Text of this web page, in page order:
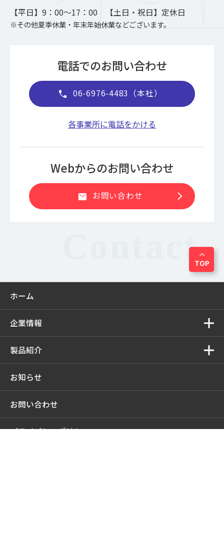
【平日】9：00～17：00 【土日・祝日】定休日
※その他夏季休業・年末年始休業などございます。
電話でのお問い合わせ
call 06-6976-4483（本社）
各事業所に電話をかける
Webからのお問い合わせ
mail お問い合わせ chevron_right
expand_less
TOP
ホーム
企業情報
製品紹介
お知らせ
お問い合わせ
プライバシーポリシー